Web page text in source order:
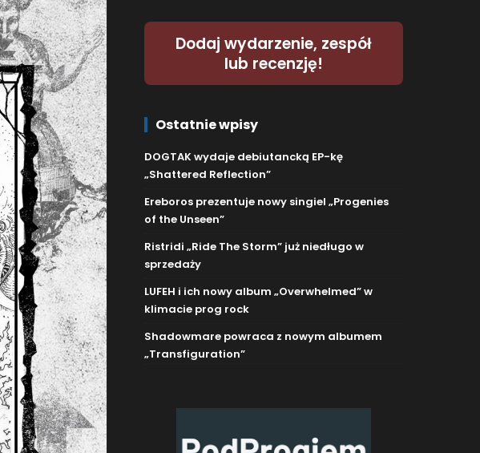
Dodaj wydarzenie, zespół
lub recenzję!
Ostatnie wpisy
DOGTAK wydaje debiutancką EP-kę
„Shattered Reflection”
Ereboros prezentuje nowy singiel „Progenies
of the Unseen”
Ristridi „Ride The Storm” już niedługo w
sprzedaży
LUFEH i ich nowy album „Overwhelmed” w
klimacie prog rock
Shadowmare powraca z nowym albumem
„Transfiguration”